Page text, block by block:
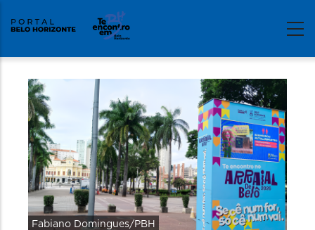
Fabiano Domingues/PBH